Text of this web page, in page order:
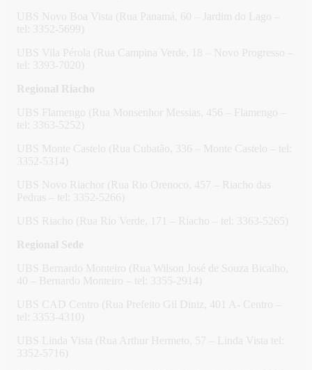
UBS Novo Boa Vista (Rua Panamá, 60 – Jardim do Lago –
tel: 3352-5699)
UBS Vila Pérola (Rua Campina Verde, 18 – Novo Progresso –
tel: 3393-7020)
Regional Riacho
UBS Flamengo (Rua Monsenhor Messias, 456 – Flamengo –
tel: 3363-5252)
UBS Monte Castelo (Rua Cubatão, 336 – Monte Castelo – tel:
3352-5314)
UBS Novo Riachor (Rua Rio Orenoco, 457 – Riacho das
Pedras – tel: 3352-5266)
UBS Riacho (Rua Rio Verde, 171 – Riacho – tel: 3363-5265)
Regional Sede
UBS Bernardo Monteiro (Rua Wilson José de Souza Bicalho,
40 – Bernardo Monteiro – tel: 3355-2914)
UBS CAD Centro (Rua Prefeito Gil Diniz, 401 A- Centro –
tel: 3353-4310)
UBS Linda Vista (Rua Arthur Hermeto, 57 – Linda Vista tel:
3352-5716)